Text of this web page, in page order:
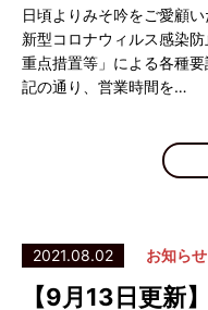
日頃よりみそ吟をご愛顧
新型コロナウィルス感染
重点措置等」による各種
記の通り、営業時間を…
2021.08.02 お知らせ
【9月13日更